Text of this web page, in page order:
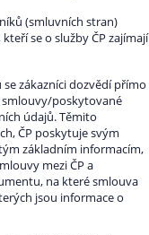
(smluvních stran)
se o služby ČP zajímají
zákazníci dozvědí přímo
smlouvy/poskytované
údajů. Těmito
ČP poskytuje svým
základním informacím,
mezi ČP a
na které smlouva
jsou informace o